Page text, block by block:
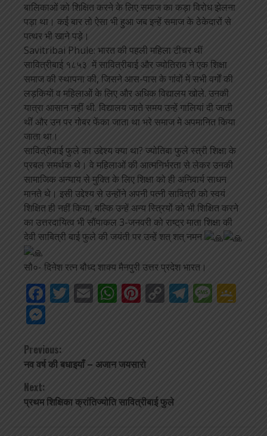
बालिकाओं को शिक्षित करने के लिए समाज का कड़ा विरोध झेलना
पड़ा था। कई बार तो ऐसा भी हुआ जब इन्हें समाज के ठेकेदारों से
पत्थर भी खाने पड़े।
Savitribai Phule: भारत की पहली महिला टीचर थीं
सावित्रीबाई १८५३ में सावित्रीबाई और ज्योतिराव ने एक शिक्षा
समाज की स्थापना की, जिसने आस-पास के गांवों में सभी वर्गों की
लड़कियों व महिलाओं के लिए और अधिक विद्यालय खोले. उनकी
यात्रा आसान नहीं थी. विद्यालय जाते समय उन्हें गालियां दी जाती
थीं और उन पर गोबर फेंका जाता था भरे समाज मे अपमानित किया
जाता था।
सावित्रीबाई फुले का उद्देश्य क्या था? ज्योतिबा फुले स्त्री शिक्षा के
प्रबल समर्थक थे। वे महिलाओं की आत्मनिर्भरता से लेकर उनकी
सामाजिक अन्याय से मुक्ति के लिए शिक्षा को ही अनिवार्य साधन
मानते थे। इसी उद्देश्य से उन्होंने अपनी पत्नी सावित्री को स्वयं
शिक्षित ही नहीं किया, बल्कि उन्हें अन्य स्त्रियों को भी शिक्षित करने
का उत्तरदायित्व भी सौंपाकल 3-जनवरी को राष्ट्र माता शिक्षा की
देवी साबित्री बाई फुले की जयंती पर उन्हें शत् शत् नमन
सौ०- दिनेश रत्न बौध्द शाक्य मैनपुरी उत्तर प्रदेश भारत।
Facebook
Twitter
EmailWhatsApp
Pinterest
Copy
Continue
Reading
Previous:
नव वर्ष की बधाइयाँ – अजान जयसारो
Next:
प्रथम शिक्षिका क्रांतिज्योति सावित्रीबाई फुले